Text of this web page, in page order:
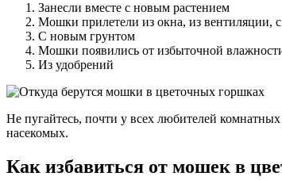
Занесли вместе с новым растением
Мошки прилетели из окна, из вентиляции,
С новым грунтом
Мошки появились от избыточной
Из удобрений
Не пугайтесь, почти у всех любителей
насекомых.
Как избавиться от мошек в